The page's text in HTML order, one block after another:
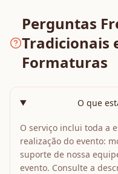
Perguntas
Tradicionais
Formaturas
O que
O serviço inclui toda a
realização do evento:
suporte de nossa
evento. Consulte a